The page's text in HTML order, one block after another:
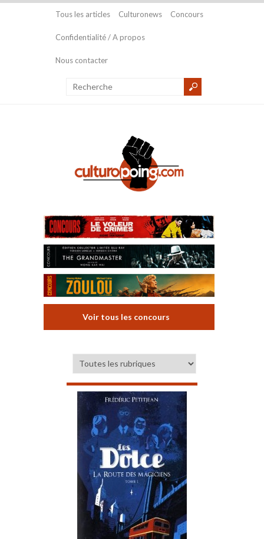
Tous les articles Culturonews Concours
Confidentialité / A propos
Nous contacter
Voir tous les concours